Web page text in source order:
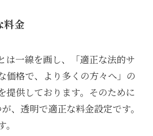
料金
は一線を画し、「適正な法的サ
価格で、より多くの方々へ」の
提供しております。そのために
、透明で適正な料金設定です。